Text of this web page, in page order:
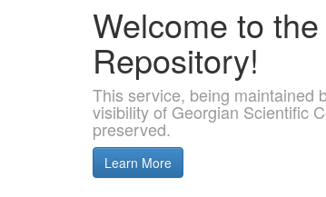
Welcome to
Repository!
This service, being maintained
visibility of Georgian Scientific
preserved.
Learn More